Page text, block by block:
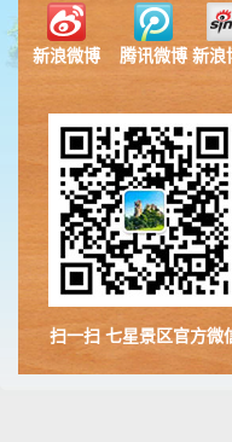
新浪微博 腾讯微博 新浪
扫一扫 七星景区官方微